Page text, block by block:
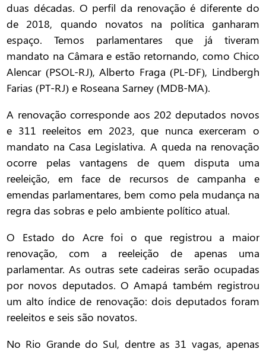
duas décadas. O perfil da renovação é diferente do
de 2018, quando novatos na política ganharam
espaço. Temos parlamentares que já tiveram
mandato na Câmara e estão retornando, como Chico
Alencar (PSOL-RJ), Alberto Fraga (PL-DF), Lindbergh
Farias (PT-RJ) e Roseana Sarney (MDB-MA).
A renovação corresponde aos 202 deputados novos
e 311 reeleitos em 2023, que nunca exerceram o
mandato na Casa Legislativa. A queda na renovação
ocorre pelas vantagens de quem disputa uma
reeleição, em face de recursos de campanha e
emendas parlamentares, bem como pela mudança na
regra das sobras e pelo ambiente político atual.
O Estado do Acre foi o que registrou a maior
renovação, com a reeleição de apenas uma
parlamentar. As outras sete cadeiras serão ocupadas
por novos deputados. O Amapá também registrou
um alto índice de renovação: dois deputados foram
reeleitos e seis são novatos.
No Rio Grande do Sul, dentre as 31 vagas, apenas